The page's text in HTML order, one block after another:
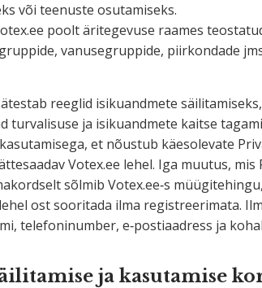
või teenuste osutamiseks.
poolt ärite­gevuse raames
vanuse­gruppide, piirkondade
reeglid isiku­andmete
turva­lisuse ja isiku­andmete kaitse
et nõustub käesolevate
Votex.ee lehel. Iga muutus,
sõlmib Votex.ee‑s
ost sooritada ilma regist­ree­rimata.
telefo­ni­number, e‑postiaadress ja
ja kasutamise